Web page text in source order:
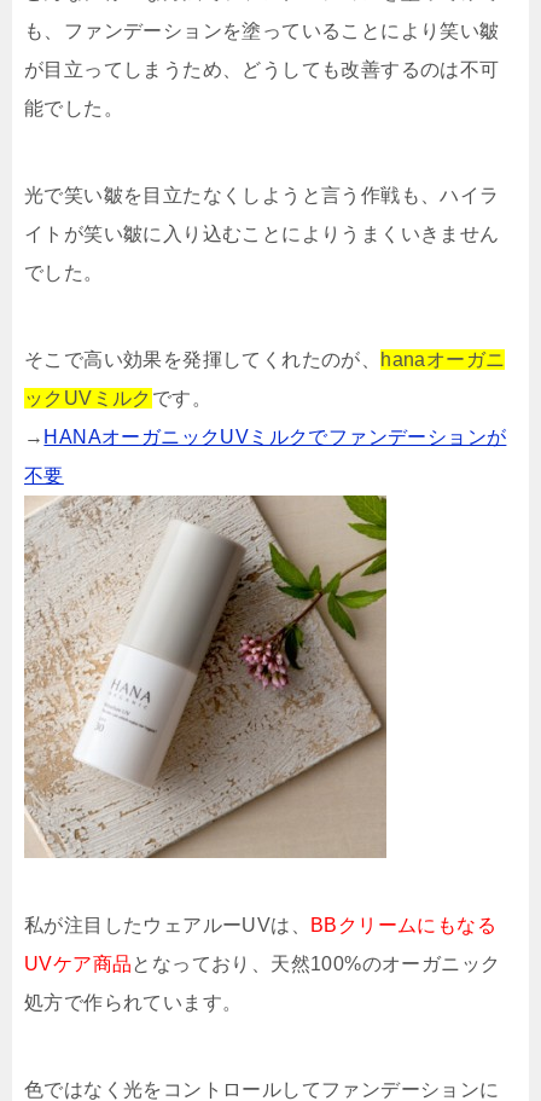
も、ファンデーションを塗っていることにより笑い皺
が目立ってしまうため、どうしても改善するのは不可
能でした。
光で笑い皺を目立たなくしようと言う作戦も、ハイラ
イトが笑い皺に入り込むことによりうまくいきません
でした。
そこで高い効果を発揮してくれたのが、
hanaオーガニ
ックUVミルク です。
→ HANAオーガニックUVミルクでファンデーションが
不要
私が注目したウェアルーUVは、
BBクリームにもなる
UVケア商品となっており、天然100%のオーガニック
処方で作られています。
色ではなく光をコントロールしてファンデーションに